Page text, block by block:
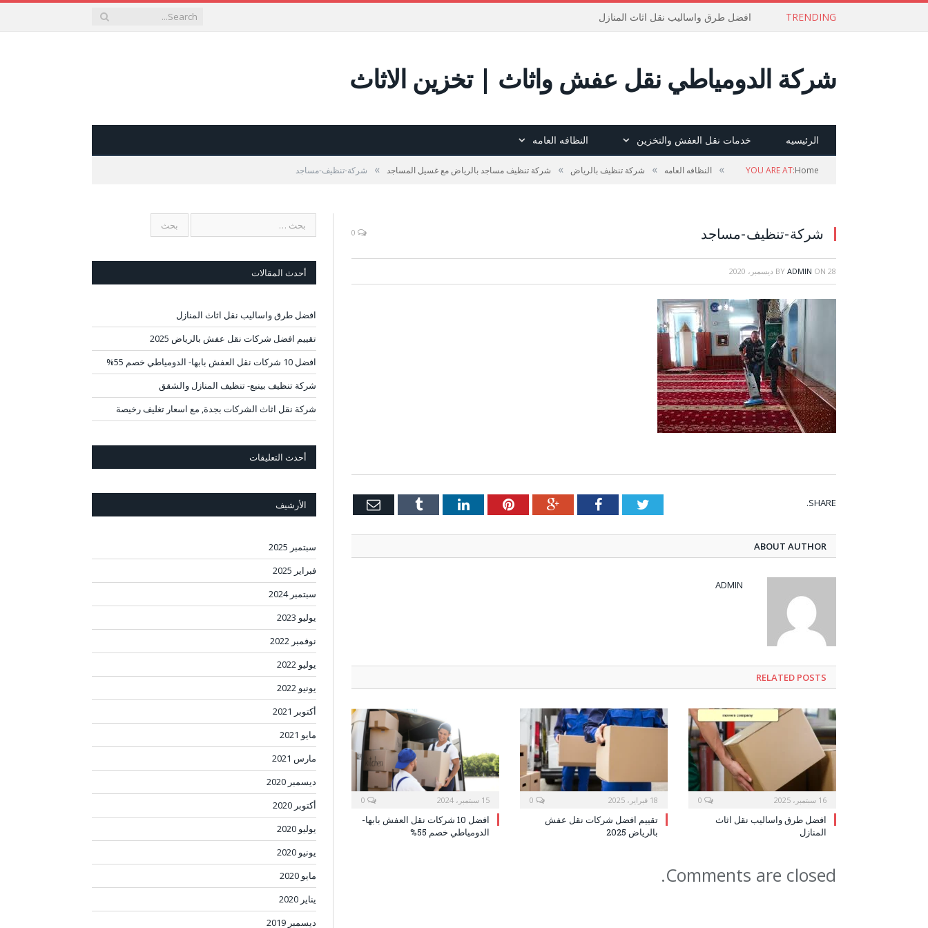
TRENDING افضل طرق واساليب نقل اثاث المنازل
شركة الدومياطي نقل عفش واثاث | تخزين الاثاث
الرئيسيه خدمات نقل العفش والتخزين النظافه العامه
YOU ARE AT:Home
» النظافه العامه » شركة تنظيف بالرياض » شركة تنظيف مساجد بالرياض مع غسيل المساجد » شركة-تنظيف-مساجد
شركة-تنظيف-مساجد
BY ADMIN ON 28 ديسمبر، 2020
SHARE.
Twitter
Facebook
Google+
Pinterest
LinkedIn
Tumblr
Email
ABOUT AUTHOR
ADMIN
RELATED POSTS
16 سبتمبر، 2025
افضل طرق واساليب نقل اثاث
المنازل
18 فبراير، 2025
تقييم افضل شركات نقل عفش
بالرياض 2025
15 سبتمبر، 2024
افضل 10 شركات نقل العفش بابها-
الدومياطي خصم 55%
Comments are closed.
أحدث المقالات
افضل طرق واساليب نقل اثاث المنازل
تقييم افضل شركات نقل عفش بالرياض 2025
افضل 10 شركات نقل العفش بابها- الدومياطي خصم 55%
شركة تنظيف بينبع- تنظيف المنازل والشقق
شركة نقل اثاث الشركات بجدة, مع اسعار تغليف رخيصة
أحدث التعليقات
الأرشيف
سبتمبر 2025
فبراير 2025
سبتمبر 2024
يوليو 2023
نوفمبر 2022
يوليو 2022
يونيو 2022
أكتوبر 2021
مايو 2021
مارس 2021
ديسمبر 2020
أكتوبر 2020
يوليو 2020
يونيو 2020
مايو 2020
يناير 2020
ديسمبر 2019